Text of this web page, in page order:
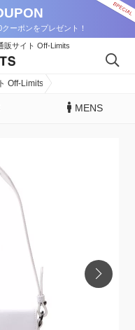
ーポンをプレゼント！
販サイト Off-Limits
Off-Limits
MENS